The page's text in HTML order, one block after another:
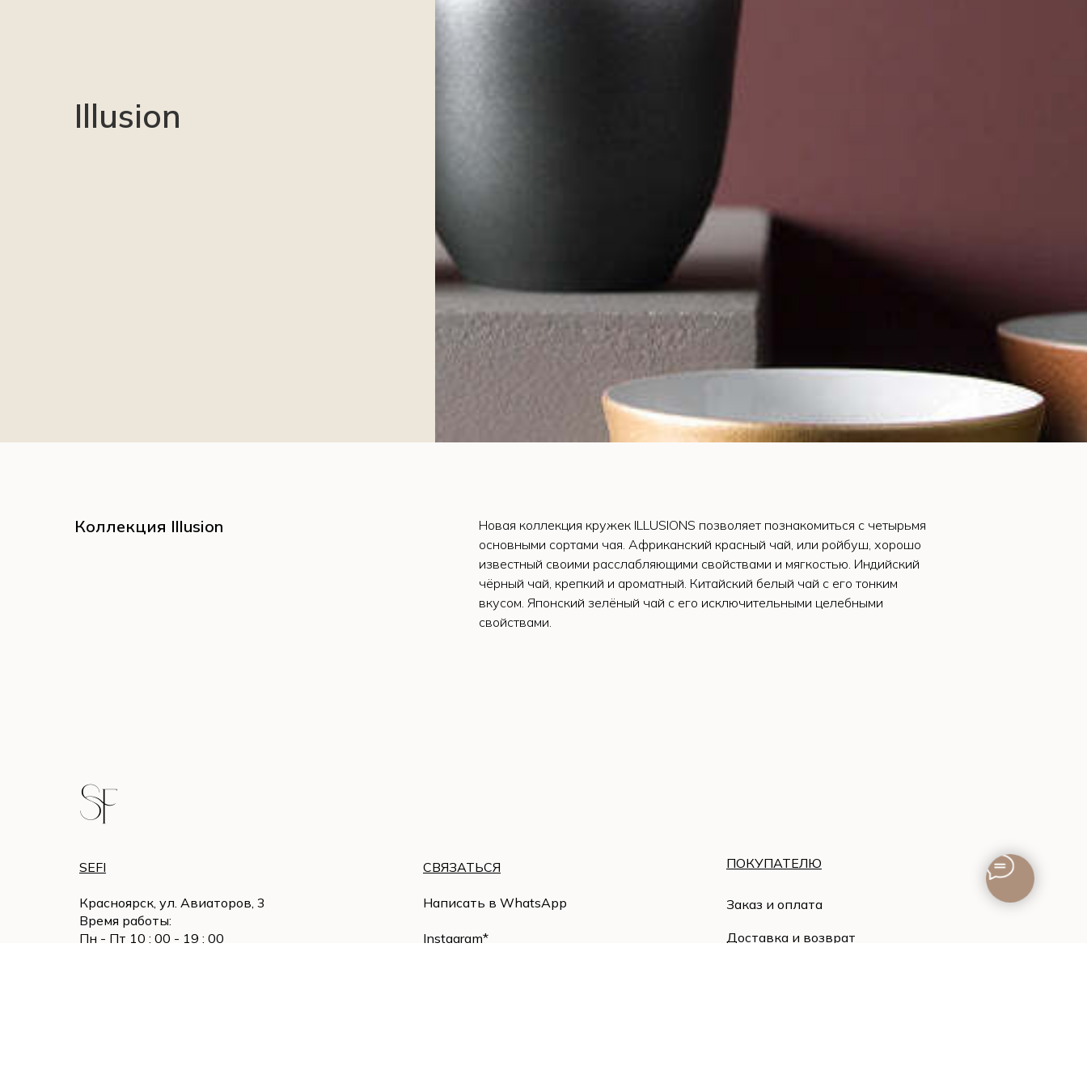
Illusion
Коллекция Illusion
Новая коллекция кружек ILLUSIONS позволяет познакомиться с четырьмя
основными сортами чая. Африканский красный чай, или ройбуш, хорошо
известный своими расслабляющими свойствами и мягкостью. Индийский
чёрный чай, крепкий и ароматный. Китайский белый чай с его тонким
вкусом. Японский зелёный чай с его исключительными целебными
свойствами.
ПОКУПАТЕЛЮ
Доставка и возврат
Заказ и оплата
SEFI
Красноярск, ул. Авиаторов, 3
Время работы:
Пн - Пт 10 : 00 - 19 : 00
СВЯЗАТЬСЯ
Написать в WhatsApp
Instagram*